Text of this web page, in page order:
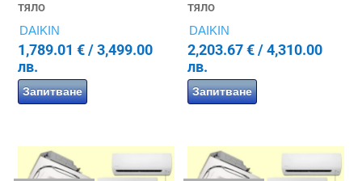
ТЯЛО
DAIKIN
1,789.01€ / 3,499.00
лв.
Запитване
ТЯЛО
DAIKIN
2,203.67€/ 4,310.00
лв.
Запитване